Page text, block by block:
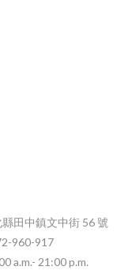
田中鎮文中街 56 號
960-917
a.m.- 21:00 p.m.